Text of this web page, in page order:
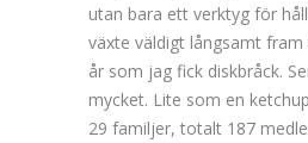
utan bara ett verktyg för
växte väldigt långsamt
år som jag fick diskbråck.
mycket. Lite som en
29 familjer, totalt 187